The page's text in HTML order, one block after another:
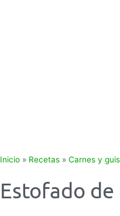
Inicio » Recetas » Carnes y
Estofado